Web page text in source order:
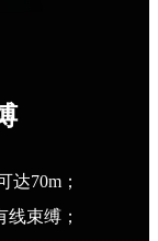
达70m；
束缚；